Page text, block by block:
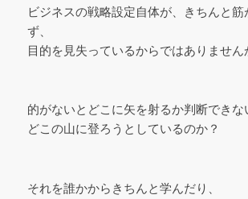
ビジネスの戦略設定自体が、きちんと筋
ず、
目的を見失っているからではありません
的がないとどこに矢を射るか判断できな
どこの山に登ろうとしているのか？
それを誰かからきちんと学んだり、